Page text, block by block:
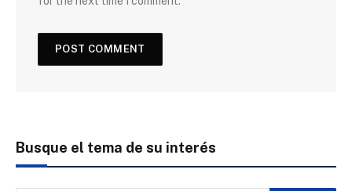
Busque el tema de su interés